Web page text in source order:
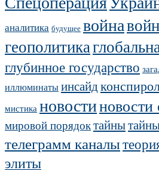
аналитика будущее война
геополитика
глубинное государство
иллюминатыинсайд
мистика новостиновости
мировой порядоктайны
телеграмм каналы
элиты